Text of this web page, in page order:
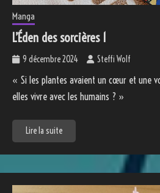
Manga
L’Éden des sorcières 1
9 décembre 2024 Steffi Wolf
« Si les plantes avaient un cœur et une
elles vivre avec les humains ? »
Lire la suite